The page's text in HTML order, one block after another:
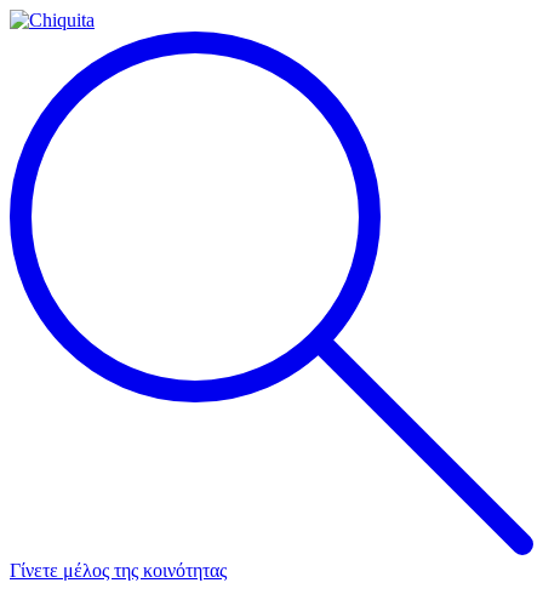
Γίνετε μέλος της κοινότητας